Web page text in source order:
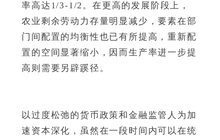
率高达1/3-1/2。在更高的发展阶段上，
农业剩余劳动力存量明显减少，要素在部
门间配置的均衡性也已有所提高，重新配
置的空间显著缩小，因而生产率进一步提
高则需要另辟蹊径。
以过度松弛的货币政策和金融监管人为加
速资本深化，虽然在一段时间内可以在统